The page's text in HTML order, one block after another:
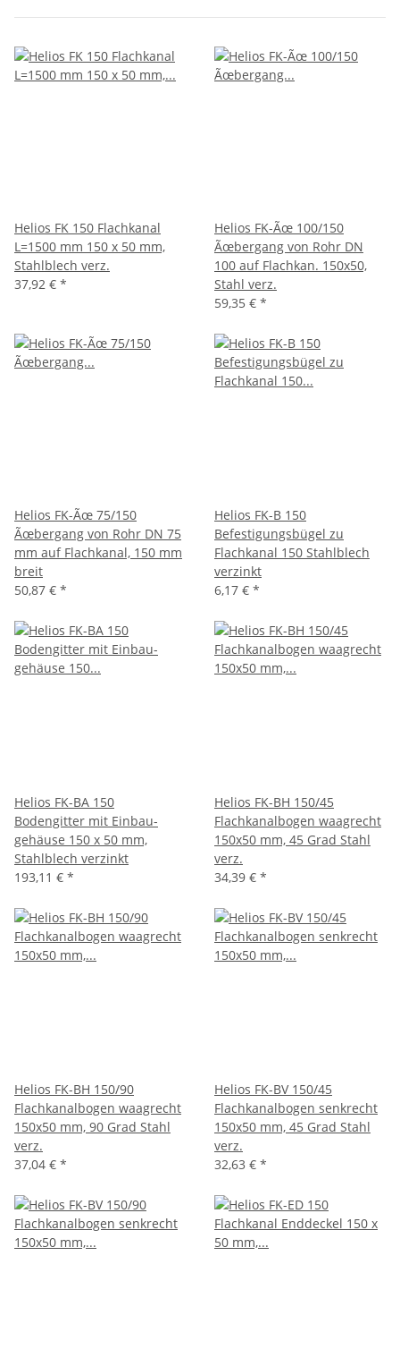
Helios FK 150 Flachkanal
L=1500 mm 150 x 50 mm,
Stahlblech verz.
37,92 € *
Helios FK-Ãœ 100/150
Ãœbergang von Rohr DN
100 auf Flachkan. 150x50,
Stahl verz.
59,35 € *
Helios FK-Ãœ 75/150
Ãœbergang von Rohr DN 75
mm auf Flachkanal, 150 mm
breit
50,87 € *
Helios FK-B 150
Befestigungsbügel zu
Flachkanal 150 Stahlblech
verzinkt
6,17 € *
Helios FK-BA 150
Bodengitter mit Einbau-
gehäuse 150 x 50 mm,
Stahlblech verzinkt
193,11 € *
Helios FK-BH 150/45
Flachkanalbogen waagrecht
150x50 mm, 45 Grad Stahl
verz.
34,39 € *
Helios FK-BH 150/90
Flachkanalbogen waagrecht
150x50 mm, 90 Grad Stahl
verz.
37,04 € *
Helios FK-BV 150/45
Flachkanalbogen senkrecht
150x50 mm, 45 Grad Stahl
verz.
32,63 € *